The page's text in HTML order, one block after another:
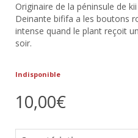
Originaire de la péninsule de
Deinante bififa a les boutons
intense quand le plant reçoit
soir.
Indisponible
10,00€